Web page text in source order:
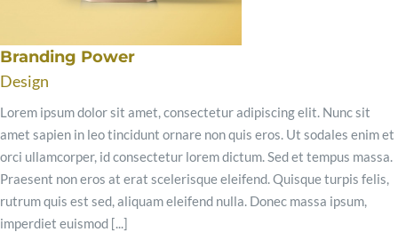
Branding Power
Design
Lorem ipsum dolor sit amet, consectetur adipiscing elit. Nunc sit
amet sapien in leo tincidunt ornare non quis eros. Ut sodales enim et
orci ullamcorper, id consectetur lorem dictum. Sed et tempus massa.
Praesent non eros at erat scelerisque eleifend. Quisque turpis felis,
rutrum quis est sed, aliquam eleifend nulla. Donec massa ipsum,
imperdiet euismod [...]